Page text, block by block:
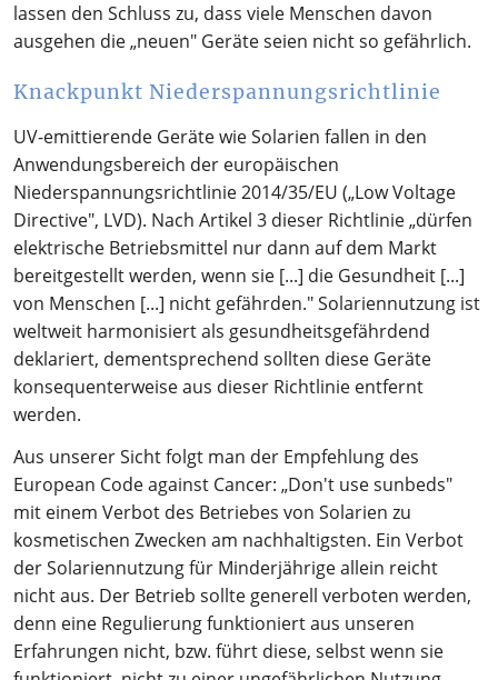
lassen den Schluss zu, dass viele Menschen davon
ausgehen die „neuen" Geräte seien nicht so gefährlich.
Knackpunkt Niederspannungsrichtlinie
UV-emittierende Geräte wie Solarien fallen in den
Anwendungsbereich der europäischen
Niederspannungsrichtlinie 2014/35/EU („Low Voltage
Directive", LVD). Nach Artikel 3 dieser Richtlinie „dürfen
elektrische Betriebsmittel nur dann auf dem Markt
bereitgestellt werden, wenn sie [...] die Gesundheit [...]
von Menschen [...] nicht gefährden." Solariennutzung ist
weltweit harmonisiert als gesundheitsgefährdend
deklariert, dementsprechend sollten diese Geräte
konsequenterweise aus dieser Richtlinie entfernt
werden.
Aus unserer Sicht folgt man der Empfehlung des
European Code against Cancer: „Don't use sunbeds"
mit einem Verbot des Betriebes von Solarien zu
kosmetischen Zwecken am nachhaltigsten. Ein Verbot
der Solariennutzung für Minderjährige allein reicht
nicht aus. Der Betrieb sollte generell verboten werden,
denn eine Regulierung funktioniert aus unseren
Erfahrungen nicht, bzw. führt diese, selbst wenn sie